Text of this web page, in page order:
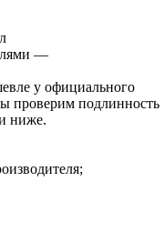
—
у официального
проверим подлинность
ниже.